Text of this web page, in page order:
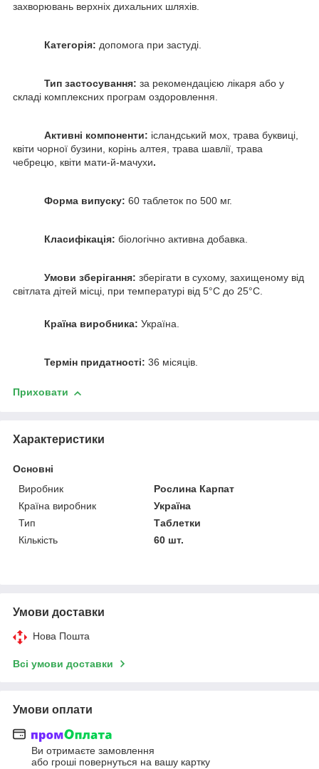
захворювань верхніх дихальних шляхів.
Категорія: допомога при застуді.
Тип застосування: за рекомендацією лікаря або у
складі комплексних програм оздоровлення.
Активні компоненти: ісландський мох, трава буквиці,
квіти чорної бузини, корінь алтея, трава шавлії, трава
чебрецю, квіти мати-й-мачухи.
Форма випуску: 60 таблеток по 500 мг.
Класифікація: біологічно активна добавка.
Умови зберігання: зберігати в сухому, захищеному від
світлата дітей місці, при температурі від 5°С до 25°С.
Країна виробника: Україна.
Термін придатності: 36 місяців.
Приховати
Характеристики
Основні
Виробник
Рослина Карпат
Країна виробник
Україна
Тип
Таблетки
Кількість
60 шт.
Умови доставки
Нова Пошта
Всі умови доставки
Умови оплати
Ви отримаєте замовлення
або гроші повернуться на вашу картку